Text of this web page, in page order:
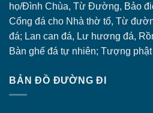
họ/Đình Chùa, Từ Đường, Bảo
Cổng đá cho Nhà thờ tổ, Từ
đá; Lan can đá, Lư hương đá,
Bàn ghế đá tự nhiên; Tượng
BẢN ĐỒ ĐƯỜNG ĐI